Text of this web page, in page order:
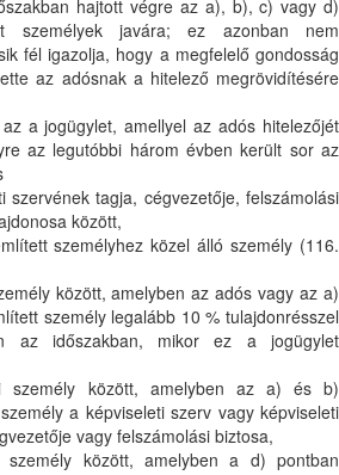
hajtott végre az a), b), c) vagy d)
személyek javára; ez azonban nem
fél igazolja, hogy a megfelelő gondosság
az adósnak a hitelező megrövidítésére
a jogügylet, amellyel az adós hitelezőjét
az legutóbbi három évben került sor az
szervének tagja, cégvezetője, felszámolási
között,
személyhez közel álló személy (116.
között, amelyben az adós vagy az a)
személy legalább 10 % tulajdonrésszel
az időszakban, mikor ez a jogügylet
személy között, amelyben az a) és b)
a képviseleti szerv vagy képviseleti
vagy felszámolási biztosa,
között, amelyben a d) pontban